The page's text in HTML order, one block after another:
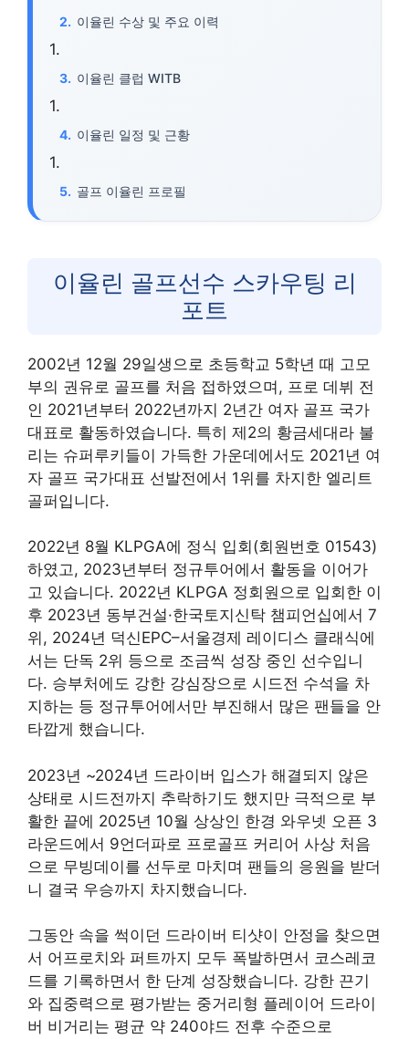
이율린 수상 및 주요 이력
이율린 클럽 WITB
이율린 일정 및 근황
골프 이율린 프로필
이율린 골프선수 스카우팅 리
포트
2002년 12월 29일생으로 초등학교 5학년 때 고모
부의 권유로 골프를 처음 접하였으며, 프로 데뷔 전
인 2021년부터 2022년까지 2년간 여자 골프 국가
대표로 활동하였습니다. 특히 제2의 황금세대라 불
리는 슈퍼루키들이 가득한 가운데에서도 2021년 여
자 골프 국가대표 선발전에서 1위를 차지한 엘리트
골퍼입니다.
2022년 8월 KLPGA에 정식 입회(회원번호 01543)
하였고, 2023년부터 정규투어에서 활동을 이어가
고 있습니다. 2022년 KLPGA 정회원으로 입회한 이
후 2023년 동부건설·한국토지신탁 챔피언십에서 7
위, 2024년 덕신EPC–서울경제 레이디스 클래식에
서는 단독 2위 등으로 조금씩 성장 중인 선수입니
다. 승부처에도 강한 강심장으로 시드전 수석을 차
지하는 등 정규투어에서만 부진해서 많은 팬들을 안
타깝게 했습니다.
2023년 ~2024년 드라이버 입스가 해결되지 않은
상태로 시드전까지 추락하기도 했지만 극적으로 부
활한 끝에 2025년 10월 상상인 한경 와우넷 오픈 3
라운드에서 9언더파로 프로골프 커리어 사상 처음
으로 무빙데이를 선두로 마치며 팬들의 응원을 받더
니 결국 우승까지 차지했습니다.
그동안 속을 썩이던 드라이버 티샷이 안정을 찾으면
서 어프로치와 퍼트까지 모두 폭발하면서 코스레코
드를 기록하면서 한 단계 성장했습니다. 강한 끈기
와 집중력으로 평가받는 중거리형 플레이어 드라이
버 비거리는 평균 약 240야드 전후 수준으로